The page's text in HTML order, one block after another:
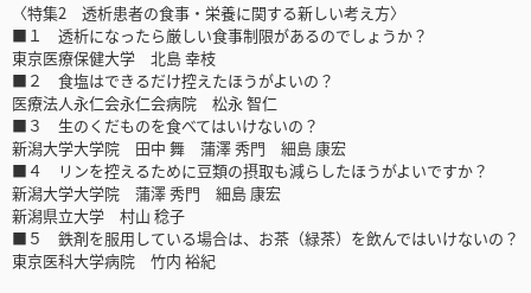
〈特集2 透析患者の食事・栄養に関する新しい考え方〉
■１ 透析になったら厳しい食事制限があるのでしょうか？
東京医療保健大学 北島 幸枝
■２ 食塩はできるだけ控えたほうがよいの？
医療法人永仁会永仁会病院 松永 智仁
■３ 生のくだものを食べてはいけないの？
新潟大学大学院 田中 舞 蒲澤 秀門 細島 康宏
■４ リンを控えるために豆類の摂取も減らしたほうがよいですか？
新潟大学大学院 蒲澤 秀門 細島 康宏
新潟県立大学 村山 稔子
■５ 鉄剤を服用している場合は、お茶（緑茶）を飲んではいけないの？
東京医科大学病院 竹内 裕紀